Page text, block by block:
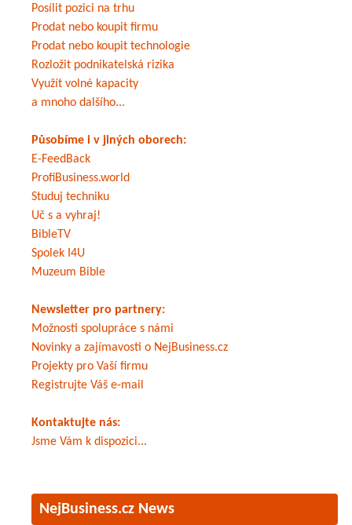
Posílit pozici na trhu
Prodat nebo koupit firmu
Prodat nebo koupit technologie
Rozložit podnikatelská rizika
Využít volné kapacity
a mnoho dalšího...
Působíme i v jiných oborech:
E-FeedBack
ProfiBusiness.world
Studuj techniku
Uč s a vyhraj!
BibleTV
Spolek I4U
Muzeum Bible
Newsletter pro partnery:
Možnosti spolupráce s námi
Novinky a zajímavosti o NejBusiness.cz
Projekty pro Vaší firmu
Registrujte Váš e-mail
Kontaktujte nás:
Jsme Vám k dispozici...
NejBusiness.cz News